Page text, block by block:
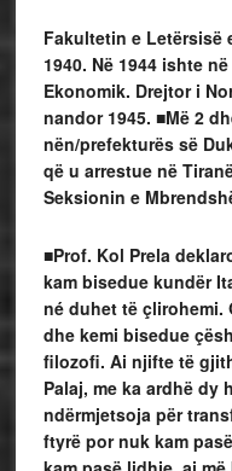
Fakultetin e Letërsisë
1940. Në 1944 ishte
Ekonomik. Drejtor i
nandor 1945. ■Më 2
nën/prefekturës së
që u arrestue në
Seksionin e
■Prof. Kol Prela
kam bisedue kundër
né duhet të çlirohemi.
dhe kemi bisedue
filozofi. Ai njifte të
Palaj, me ka ardhë dy
ndërmjetsoja për
ftyrë por nuk kam